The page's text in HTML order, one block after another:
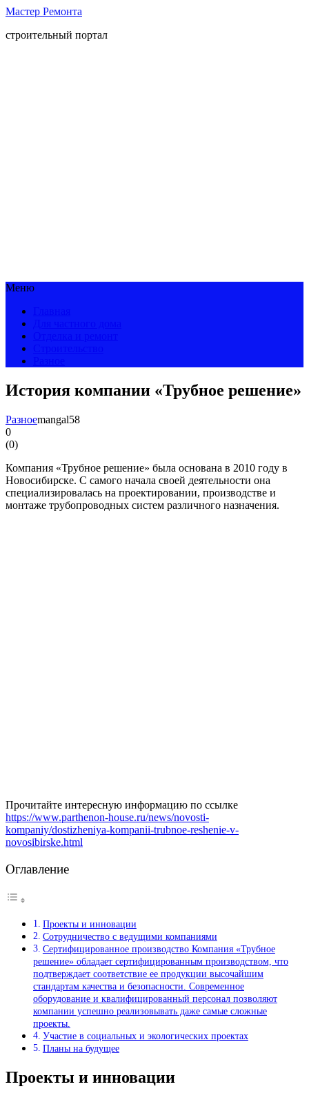
Мастер Ремонта
строительный портал
Меню
История компании «Трубное решение»
Разноеmangal58
0
(0)
Компания «Трубное решение» была основана в 2010 году в
Новосибирске. С самого начала своей деятельности она
специализировалась на проектировании, производстве и
монтаже трубопроводных систем различного назначения.
Прочитайте интересную информацию по ссылке
https://www.parthenon-house.ru/news/novosti-
kompaniy/dostizheniya-kompanii-trubnoe-reshenie-v-
novosibirske.html
Оглавление
Проекты и инновации
Сотрудничество с ведущими компаниями
Сертифицированное производство Компания «Трубное
решение» обладает сертифицированным производством, что
подтверждает соответствие ее продукции высочайшим
стандартам качества и безопасности. Современное
оборудование и квалифицированный персонал позволяют
компании успешно реализовывать даже самые сложные
проекты.
Участие в социальных и экологических проектах
Планы на будущее
Проекты и инновации